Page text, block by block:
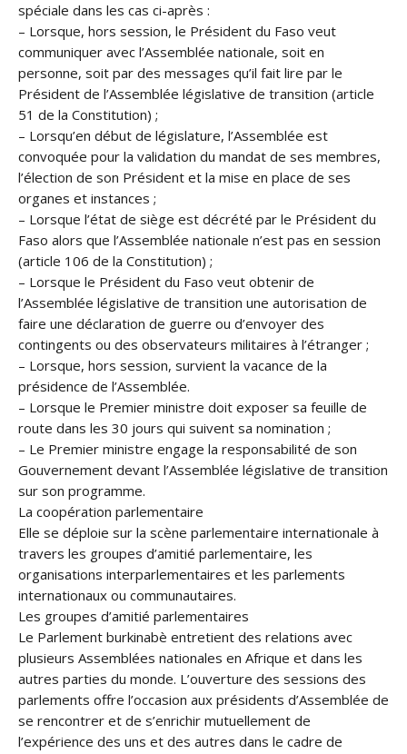
spéciale dans les cas ci-après :
– Lorsque, hors session, le Président du Faso veut
communiquer avec l’Assemblée nationale, soit en
personne, soit par des messages qu’il fait lire par le
Président de l’Assemblée législative de transition (article
51 de la Constitution) ;
– Lorsqu’en début de législature, l’Assemblée est
convoquée pour la validation du mandat de ses membres,
l’élection de son Président et la mise en place de ses
organes et instances ;
– Lorsque l’état de siège est décrété par le Président du
Faso alors que l’Assemblée nationale n’est pas en session
(article 106 de la Constitution) ;
– Lorsque le Président du Faso veut obtenir de
l’Assemblée législative de transition une autorisation de
faire une déclaration de guerre ou d’envoyer des
contingents ou des observateurs militaires à l’étranger ;
– Lorsque, hors session, survient la vacance de la
présidence de l’Assemblée.
– Lorsque le Premier ministre doit exposer sa feuille de
route dans les 30 jours qui suivent sa nomination ;
– Le Premier ministre engage la responsabilité de son
Gouvernement devant l’Assemblée législative de transition
sur son programme.
La coopération parlementaire
Elle se déploie sur la scène parlementaire internationale à
travers les groupes d’amitié parlementaire, les
organisations interparlementaires et les parlements
internationaux ou communautaires.
Les groupes d’amitié parlementaires
Le Parlement burkinabè entretient des relations avec
plusieurs Assemblées nationales en Afrique et dans les
autres parties du monde. L’ouverture des sessions des
parlements offre l’occasion aux présidents d’Assemblée de
se rencontrer et de s’enrichir mutuellement de
l’expérience des uns et des autres dans le cadre de